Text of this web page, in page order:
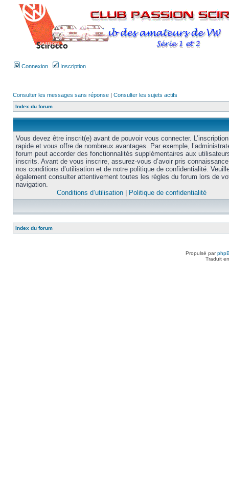
Connexion Inscription
Consulter les messages sans réponse | Consulter les sujets actifs
Index du forum
Vous devez être inscrit(e) avant de pouvoir vous connecter.
rapide et vous offre de nombreux avantages. Par exemple,
forum peut accorder des fonctionnalités supplémentaires aux
inscrits. Avant de vous inscrire, assurez-vous d’avoir pris
nos conditions d’utilisation et de notre politique de confidentialité.
également consulter attentivement toutes les règles du forum lors de
navigation.
Conditions d’utilisation
Politique de confidentialité
Index du forum
Propulsé par
Traduit